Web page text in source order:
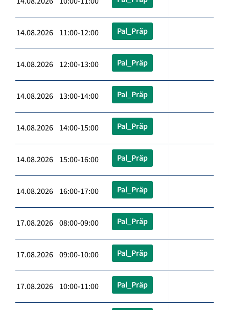
14.08.2026 11:00-12:00 Pal_Präp
14.08.2026 12:00-13:00 Pal_Präp
14.08.2026 13:00-14:00 Pal_Präp
14.08.2026 14:00-15:00 Pal_Präp
14.08.2026 15:00-16:00 Pal_Präp
14.08.2026 16:00-17:00 Pal_Präp
17.08.2026 08:00-09:00 Pal_Präp
17.08.2026 09:00-10:00 Pal_Präp
17.08.2026 10:00-11:00 Pal_Präp